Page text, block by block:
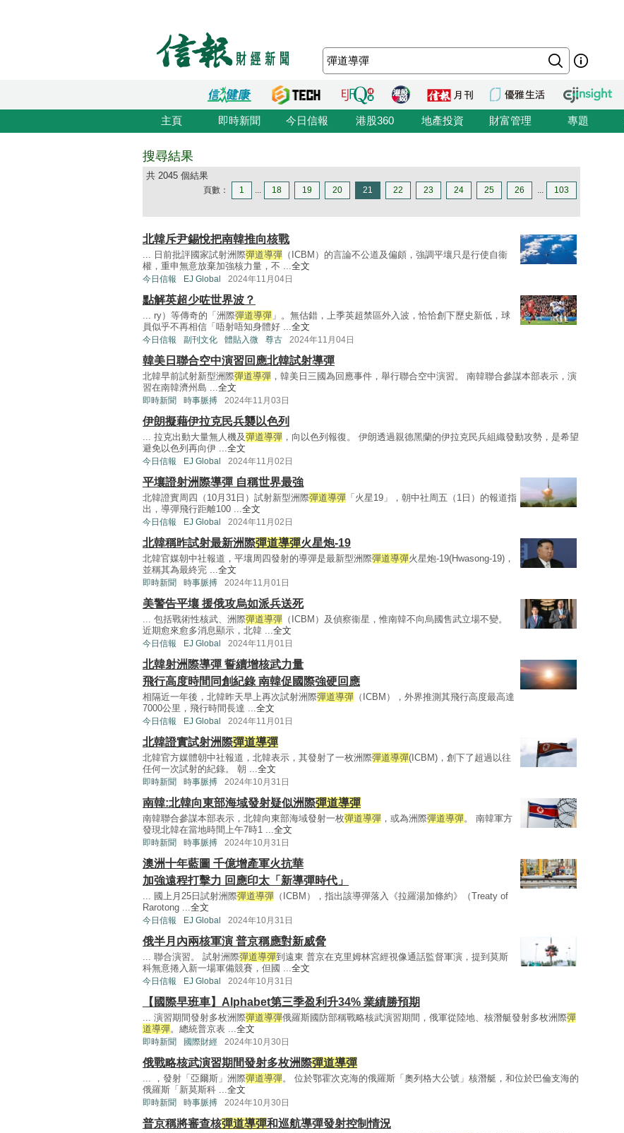
主頁 即時新聞 今日信報 港股360 地產投資 財富管理 專題
搜尋結果
共 2045 個結果
頁數： 1 ... 18 19 20 21 22 23 24 25 26 ... 103
北韓斥尹錫悅把南韓推向核戰
... 日前批評國家試射洲際彈道導彈 （ICBM）的言論不公道及偏頗，強調平壤只是行使自衞
權，重申無意放棄加強核力量，不 ...全文
今日信報 EJ Global 2024年11月04日
點解英超少咗世界波？
... ry）等傳奇的「洲際彈道導彈 」。無估錯，上季英超禁區外入波，恰恰創下歷史新低，球
員似乎不再相信「唔射唔知身體好 ...全文
今日信報 副刊文化 體貼入微 尊古 2024年11月04日
韓美日聯合空中演習回應北韓試射導彈
北韓早前試射新型洲際彈道導彈 ，韓美日三國為回應事件，舉行聯合空中演習。 南韓聯合參謀本部表示，演
習在南韓濟州島 ...全文
即時新聞 時事脈搏 2024年11月03日
伊朗擬藉伊拉克民兵襲以色列
... 拉克出動大量無人機及彈道導彈 ，向以色列報復。 伊朗透過親德黑蘭的伊拉克民兵組織發動攻勢，是希望
避免以色列再向伊 ...全文
今日信報 EJ Global 2024年11月02日
平壤證射洲際導彈 自稱世界最強
北韓證實周四（10月31日）試射新型洲際彈道導彈 「火星19」，朝中社周五（1日）的報道指
出，導彈飛行距離100 ...全文
今日信報 EJ Global 2024年11月02日
北韓稱昨試射最新洲際彈道導彈火星炮-19
北韓官媒朝中社報道，平壤周四發射的導彈是最新型洲際彈道導彈火星炮-19(Hwasong-19)，
並稱其為最終完 ...全文
即時新聞 時事脈搏 2024年11月01日
美警告平壤 援俄攻烏如派兵送死
... 包括戰術性核武、洲際彈道導彈 （ICBM）及偵察衞星，惟南韓不向烏國售武立場不變。
近期愈來愈多消息顯示，北韓 ...全文
今日信報 EJ Global 2024年11月01日
北韓射洲際導彈 誓續增核武力量
飛行高度時間同創紀錄 南韓促國際強硬回應
相隔近一年後，北韓昨天早上再次試射洲際彈道導彈 （ICBM），外界推測其飛行高度最高達
7000公里，飛行時間長達 ...全文
今日信報 EJ Global 2024年11月01日
北韓證實試射洲際彈道導彈
北韓官方媒體朝中社報道，北韓表示，其發射了一枚洲際彈道導彈(ICBM)，創下了超過以往
任何一次試射的紀錄。 朝 ...全文
即時新聞 時事脈搏 2024年10月31日
南韓:北韓向東部海域發射疑似洲際彈道導彈
南韓聯合參謀本部表示，北韓向東部海域發射一枚彈道導彈 ，或為洲際彈道導彈。 南韓軍方
發現北韓在當地時間上午7時1 ...全文
即時新聞 時事脈搏 2024年10月31日
澳洲十年藍圖 千億增產軍火抗華
加強遠程打擊力 回應印太「新導彈時代」
... 國上月25日試射洲際彈道導彈 （ICBM），指出該導彈落入《拉羅湯加條約》（Treaty of
Rarotong ...全文
今日信報 EJ Global 2024年10月31日
俄半月內兩核軍演 普京稱應對新威脅
... 聯合演習。 試射洲際彈道導彈到遠東 普京在克里姆林宮經視像通話監督軍演，提到莫斯
科無意捲入新一場軍備競賽，但國 ...全文
今日信報 EJ Global 2024年10月31日
【國際早班車】Alphabet第三季盈利升34% 業績勝預期
... 演習期間發射多枚洲際彈道導彈俄羅斯國防部稱戰略核武演習期間，俄軍從陸地、核潛艇發射多枚洲際彈
道導彈。總統普京表 ...全文
即時新聞 國際財經 2024年10月30日
俄戰略核武演習期間發射多枚洲際彈道導彈
... ，發射「亞爾斯」洲際彈道導彈。 位於鄂霍次克海的俄羅斯「奧列格大公號」核潛艇，和位於巴倫支海的
俄羅斯「新莫斯科 ...全文
即時新聞 時事脈搏 2024年10月30日
普京稱將審查核彈道導彈和巡航導彈發射控制情況